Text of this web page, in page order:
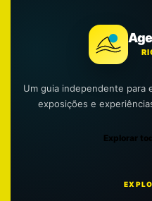
Um guia independente para
exposições e
Explorar